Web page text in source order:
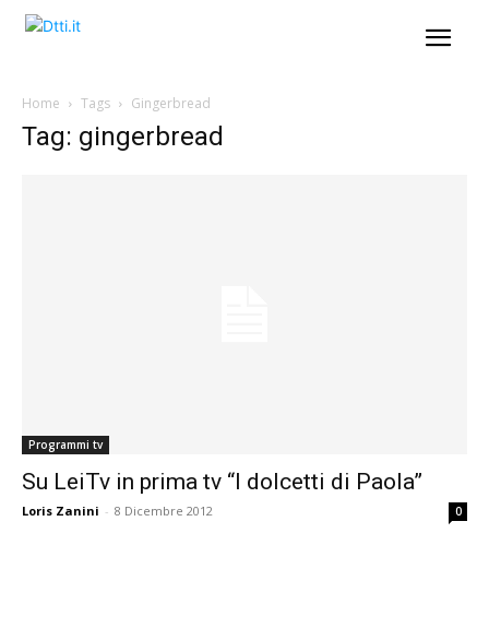
Home Tags Gingerbread
Tag: gingerbread
Programmi tv
Su LeiTv in prima tv “I dolcetti di Paola”
Loris Zanini - 8 Dicembre 2012 0